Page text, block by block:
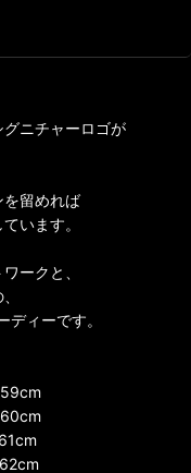
ニチャーロゴが
留めれば
います。
ークと、
ィーです。